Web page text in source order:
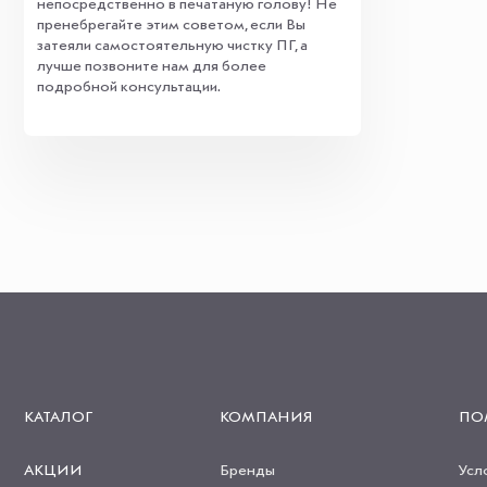
непосредственно в печатаную голову! Не
пренебрегайте этим советом, если Вы
затеяли самостоятельную чистку ПГ, а
лучше позвоните нам для более
подробной консультации.
КАТАЛОГ
АКЦИИ
КОМПАНИЯ
Бренды